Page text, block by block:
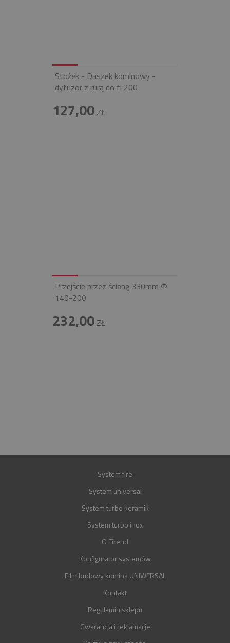
Stożek - Daszek kominowy -
dyfuzor z rurą do fi 200
127,00ZŁ
Przejście przez ścianę 330mm Φ
140-200
232,00ZŁ
System fire
System universal
System turbo keramik
System turbo inox
O Firend
Konfigurator systemów
Film budowy komina UNIWERSAL
Kontakt
Regulamin sklepu
Gwarancja i reklamacje